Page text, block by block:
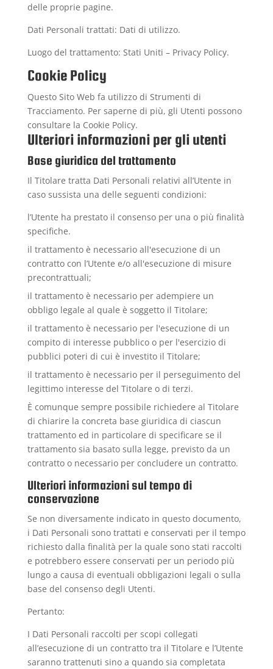
delle proprie pagine.
Dati Personali trattati: Dati di utilizzo.
Luogo del trattamento: Stati Uniti – Privacy Policy.
Cookie Policy
Questo Sito Web fa utilizzo di Strumenti di
Tracciamento. Per saperne di più, gli Utenti possono
consultare la Cookie Policy.
Ulteriori informazioni per gli utenti
Base giuridica del trattamento
Il Titolare tratta Dati Personali relativi all’Utente in
caso sussista una delle seguenti condizioni:
l’Utente ha prestato il consenso per una o più finalità
specifiche.
il trattamento è necessario all'esecuzione di un
contratto con l’Utente e/o all'esecuzione di misure
precontrattuali;
il trattamento è necessario per adempiere un
obbligo legale al quale è soggetto il Titolare;
il trattamento è necessario per l'esecuzione di un
compito di interesse pubblico o per l'esercizio di
pubblici poteri di cui è investito il Titolare;
il trattamento è necessario per il perseguimento del
legittimo interesse del Titolare o di terzi.
È comunque sempre possibile richiedere al Titolare
di chiarire la concreta base giuridica di ciascun
trattamento ed in particolare di specificare se il
trattamento sia basato sulla legge, previsto da un
contratto o necessario per concludere un contratto.
Ulteriori informazioni sul tempo di
conservazione
Se non diversamente indicato in questo documento,
i Dati Personali sono trattati e conservati per il tempo
richiesto dalla finalità per la quale sono stati raccolti
e potrebbero essere conservati per un periodo più
lungo a causa di eventuali obbligazioni legali o sulla
base del consenso degli Utenti.
Pertanto:
I Dati Personali raccolti per scopi collegati
all’esecuzione di un contratto tra il Titolare e l’Utente
saranno trattenuti sino a quando sia completata